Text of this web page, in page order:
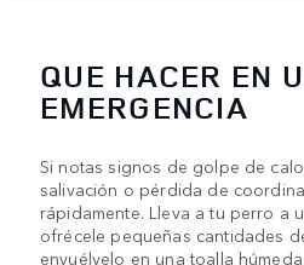
QUE HACER EN
EMERGENCIA
Si notas signos de golpe de
salivación o pérdida de
rápidamente. Lleva a tu perro a
ofrécele pequeñas cantidades
envuélvelo en una toalla